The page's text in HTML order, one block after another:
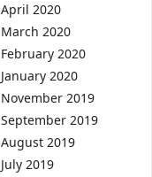
April 2020
March 2020
February 2020
January 2020
November 2019
September 2019
August 2019
July 2019